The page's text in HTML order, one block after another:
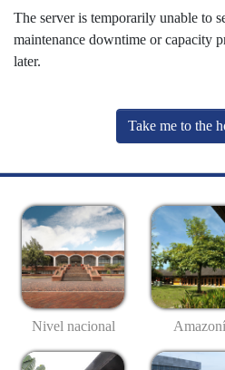
The server is temporarily unable to
maintenance downtime or capacity
later.
Take me to the
Nivel nacional